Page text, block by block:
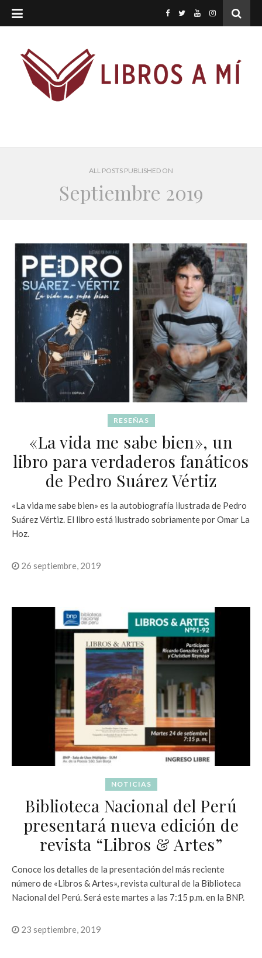
ALL POSTS PUBLISHED ON
Septiembre 2019
RESEÑAS
«La vida me sabe bien», un
libro para verdaderos fanáticos
de Pedro Suárez Vértiz
«La vida me sabe bien» es la autobiografía ilustrada de Pedro
Suárez Vértiz. El libro está ilustrado sobriamente por Omar La
Hoz.
26 septiembre, 2019
NOTICIAS
Biblioteca Nacional del Perú
presentará nueva edición de
revista “Libros & Artes”
Conoce los detalles de la presentación del más reciente
número de «Libros & Artes», revista cultural de la Biblioteca
Nacional del Perú. Será este martes a las 7:15 p.m. en la BNP.
23 septiembre, 2019